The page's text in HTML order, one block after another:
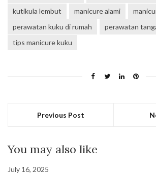
kutikula lembut
manicure alami
perawatan kuku di rumah
perawatan
tips manicure kuku
Previous Post
You may also like
July 16, 2025